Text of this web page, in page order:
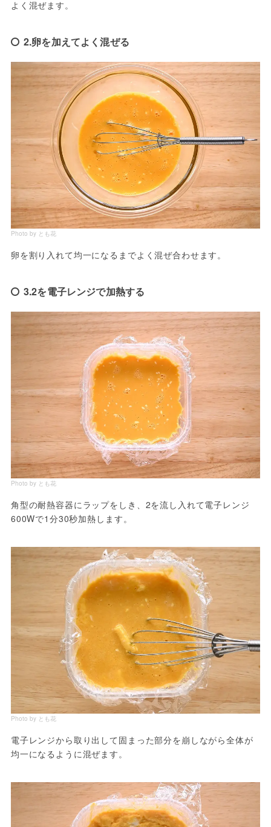
よく混ぜます。
2.卵を加えてよく混ぜる
Photo by とも花
卵を割り入れて均一になるまでよく混ぜ合わせます。
3.2を電子レンジで加熱する
Photo by とも花
角型の耐熱容器にラップをしき、2を流し入れて電子レンジ
600Wで1分30秒加熱します。
Photo by とも花
電子レンジから取り出して固まった部分を崩しながら全体が
均一になるように混ぜます。